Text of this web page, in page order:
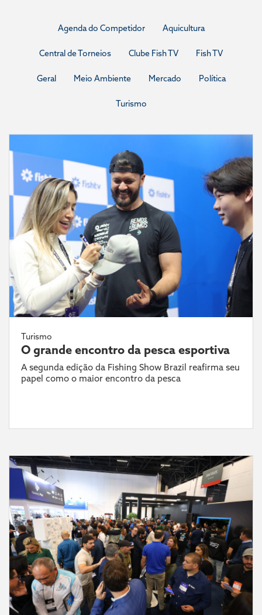
Agenda do Competidor Aquicultura
Central de Torneios Clube Fish TV Fish TV
Geral Meio Ambiente Mercado Política
Turismo
Turismo
O grande encontro da pesca esportiva
A segunda edição da Fishing Show Brazil reafirma seu
papel como o maior encontro da pesca